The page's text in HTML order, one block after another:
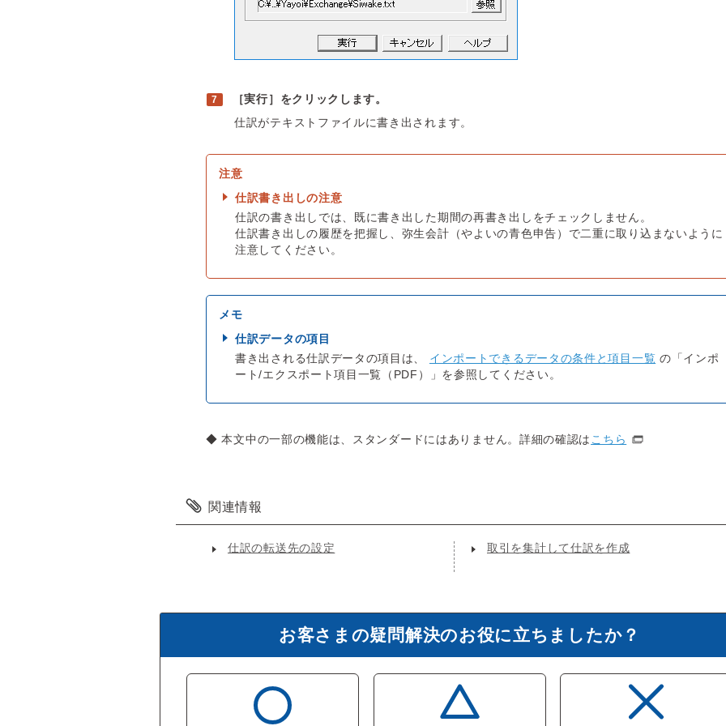
［実行］をクリックします。
仕訳がテキストファイルに書き出されます。
仕訳書き出しの注意
仕訳の書き出しでは、既に書き出した期間の再書き出しをチェックしません。
仕訳書き出しの履歴を把握し、弥生会計（やよいの青色申告）で二重に取り込まないように
注意してください。
仕訳データの項目
書き出される仕訳データの項目は、 インポートできるデータの条件と項目一覧 の「インポ
ート/エクスポート項目一覧（PDF）」を参照してください。
◆ 本文中の一部の機能は、スタンダードにはありません。詳細の確認は こちら
関連情報
仕訳の転送先の設定 取引を集計して仕訳を作成
お客さまの疑問解決のお役に立ちましたか？